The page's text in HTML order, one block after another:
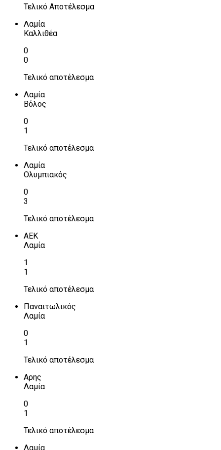
Τελικό Αποτέλεσμα
Λαμία
Καλλιθέα
0
0
Τελικό αποτέλεσμα
Λαμία
Βόλος
0
1
Τελικό αποτέλεσμα
Λαμία
Ολυμπιακός
0
3
Τελικό αποτέλεσμα
ΑΕΚ
Λαμία
1
1
Τελικό αποτέλεσμα
Παναιτωλικός
Λαμία
0
1
Τελικό αποτέλεσμα
Αρης
Λαμία
0
1
Τελικό αποτέλεσμα
Λαμία